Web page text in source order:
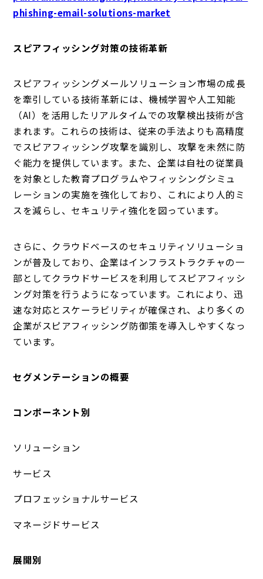
phishing-email-solutions-market
スピアフィッシング対策の技術革新
スピアフィッシングメールソリューション市場の成長
を牽引している技術革新には、機械学習や人工知能
（AI）を活用したリアルタイムでの攻撃検出技術が含
まれます。これらの技術は、従来の手法よりも高精度
でスピアフィッシング攻撃を識別し、攻撃を未然に防
ぐ能力を提供しています。また、企業は自社の従業員
を対象とした教育プログラムやフィッシングシミュ
レーションの実施を強化しており、これにより人的ミ
スを減らし、セキュリティ強化を図っています。
さらに、クラウドベースのセキュリティソリューショ
ンが普及しており、企業はインフラストラクチャの一
部としてクラウドサービスを利用してスピアフィッシ
ング対策を行うようになっています。これにより、迅
速な対応とスケーラビリティが確保され、より多くの
企業がスピアフィッシング防御策を導入しやすくなっ
ています。
セグメンテーションの概要
コンポーネント別
ソリューション
サービス
プロフェッショナルサービス
マネージドサービス
展開別